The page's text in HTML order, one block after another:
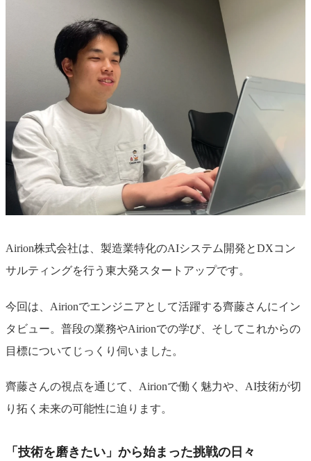
Airion株式会社は、製造業特化のAIシステム開発とDXコン
サルティングを行う東大発スタートアップです。
今回は、Airionでエンジニアとして活躍する齊藤さんにイン
タビュー。普段の業務やAirionでの学び、そしてこれからの
目標についてじっくり伺いました。
齊藤さんの視点を通じて、Airionで働く魅力や、AI技術が切
り拓く未来の可能性に迫ります。
「技術を磨きたい」から始まった挑戦の日々